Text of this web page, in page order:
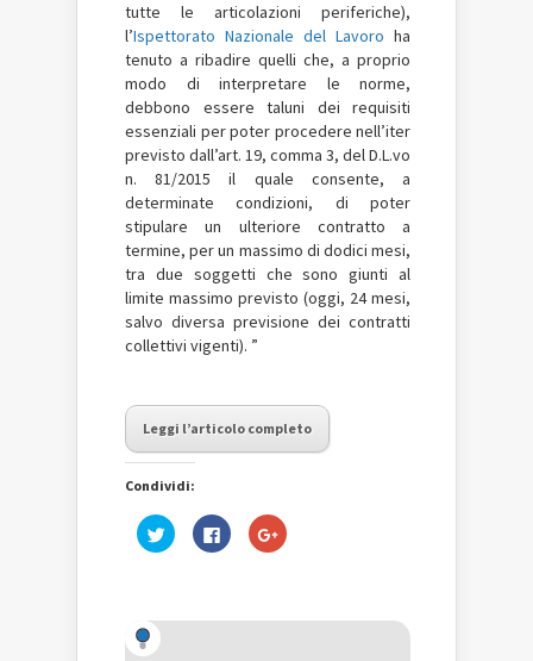
tutte le articolazioni periferiche),
l’Ispettorato Nazionale del Lavoro ha
tenuto a ribadire quelli che, a proprio
modo di interpretare le norme,
debbono essere taluni dei requisiti
essenziali per poter procedere nell’iter
previsto dall’art. 19, comma 3, del D.L.vo
n. 81/2015 il quale consente, a
determinate condizioni, di poter
stipulare un ulteriore contratto a
termine, per un massimo di dodici mesi,
tra due soggetti che sono giunti al
limite massimo previsto (oggi, 24 mesi,
salvo diversa previsione dei contratti
collettivi vigenti). ”
Leggi l’articolo completo
Condividi:
Fai
clic
Fai
clic
Fai
clic